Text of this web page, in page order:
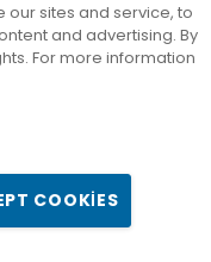
sites and service, to
and advertising. By
For more information
COOKIES